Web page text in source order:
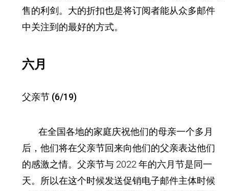
售的利剑。大的折扣也是将订阅者能从众多邮件
中关注到的最好的方式。
六月
父亲节 (6/19)
在全国各地的家庭庆祝他们的母亲一个多月
后，他们将在父亲节回来向他们的父亲表达他们
的感激之情。 父亲节与 2022 年的六月节是同一
天。所以在这个时候发送促销电子邮件主体时候